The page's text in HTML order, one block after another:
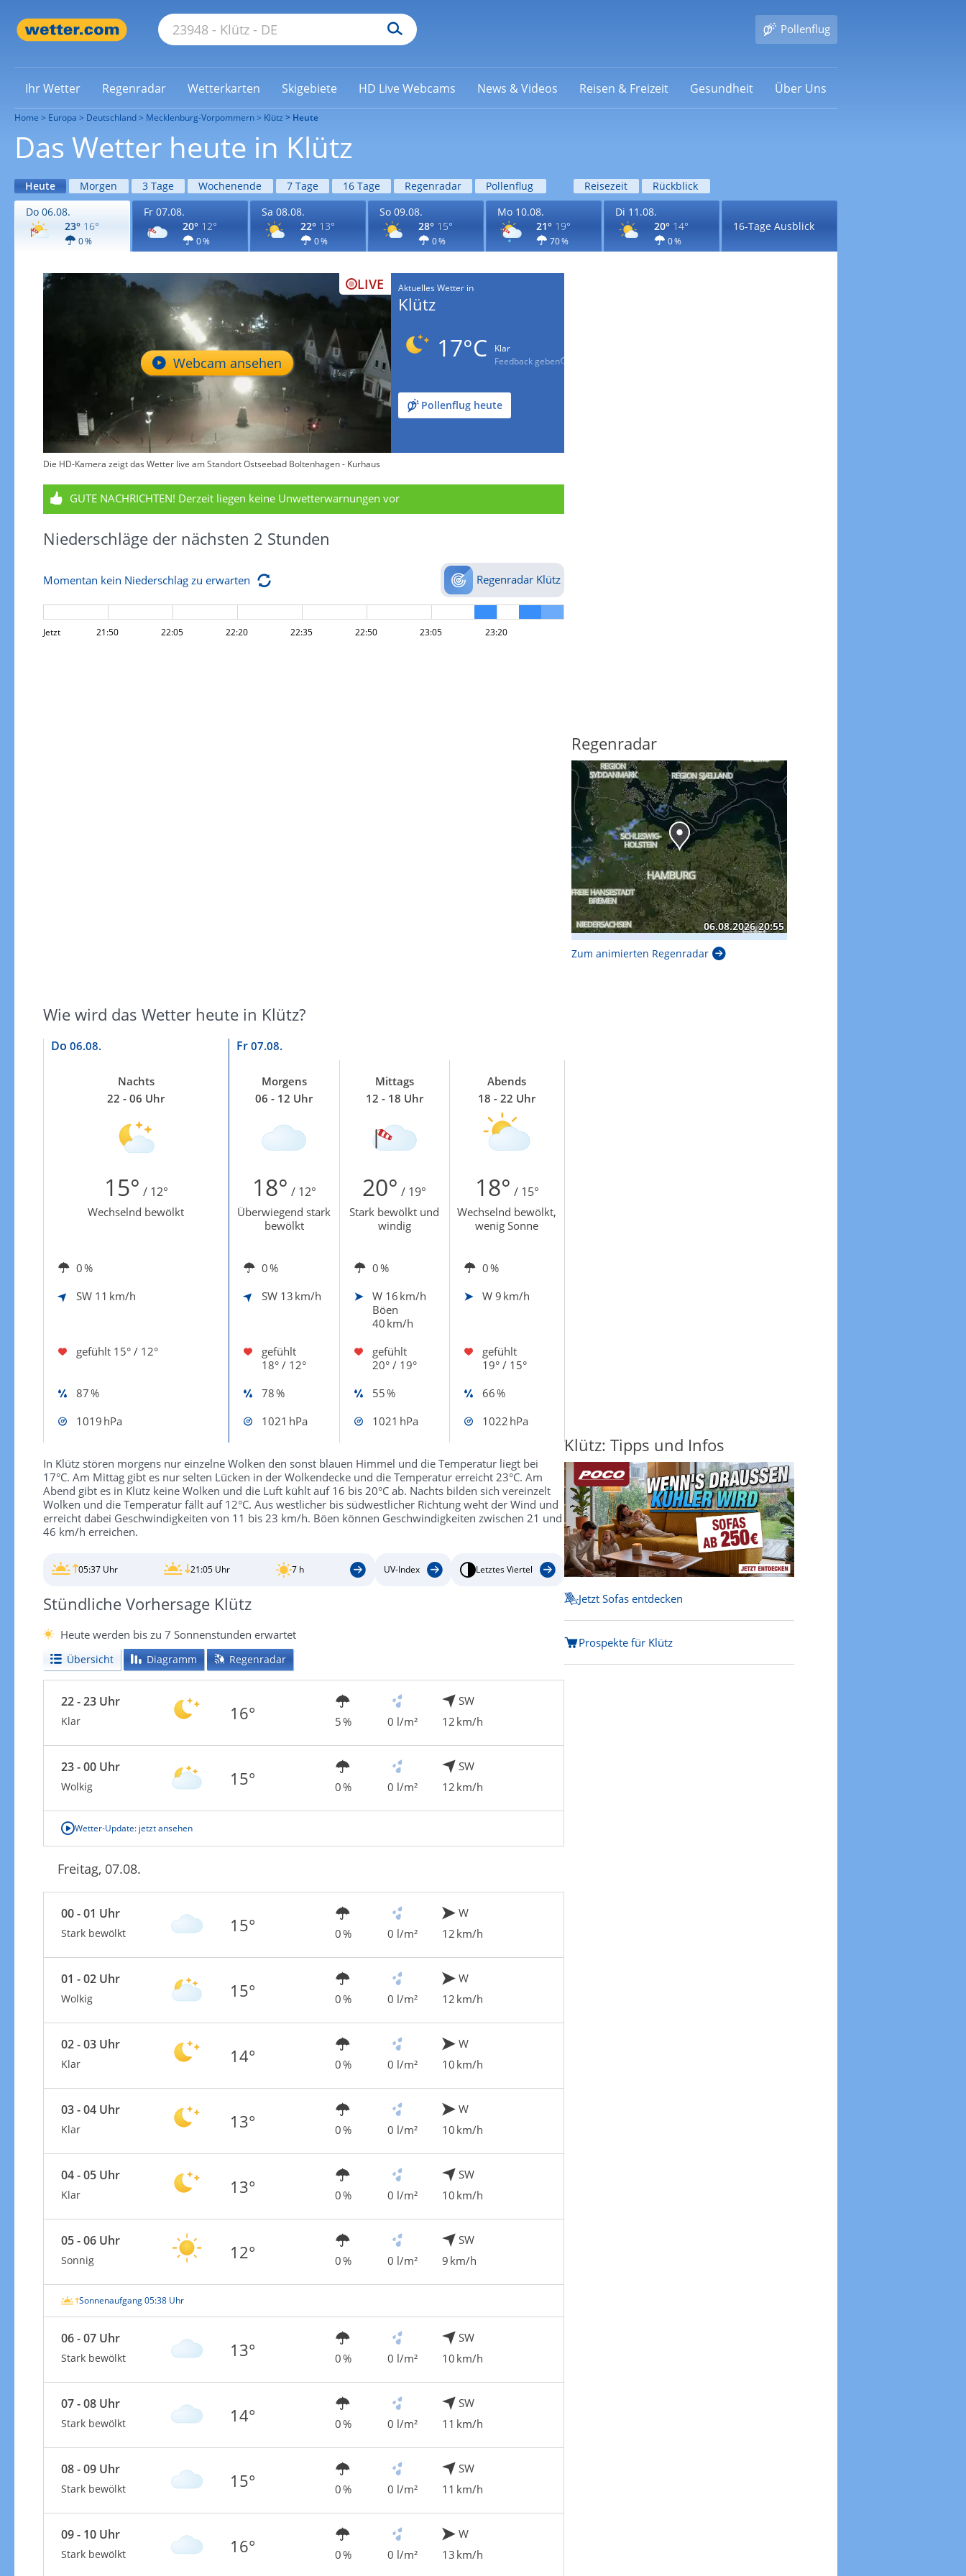
Pollenflug
Ihr Wetter Regenradar Wetterkarten Skigebiete HD Live Webcams News & Videos Reisen & Freizeit Gesundheit Über Uns
Home Europa Deutschland Mecklenburg-Vorpommern Klütz Heute
Das Wetter heute in Klütz
Heute Morgen 3 Tage Wochenende 7 Tage 16 Tage Regenradar Pollenflug Reisezeit
Rückblick
Do 06.08.
23° 16°
0 %
Fr 07.08.
20° 12°
0 %
Sa 08.08.
22° 13°
0 %
So 09.08.
28° 15°
0 %
Mo 10.08.
21° 19°
70 %
Di 11.08.
20° 14°
0 %
16-Tage Ausblick
LIVE
Webcam ansehen
Aktuelles Wetter in
Klütz
17°C
Klar
Feedback geben
Pollenflug heute
Die HD-Kamera zeigt das Wetter live am Standort Ostseebad Boltenhagen - Kurhaus
GUTE NACHRICHTEN! Derzeit liegen keine Unwetterwarnungen vor
Niederschläge der nächsten 2 Stunden
Momentan kein Niederschlag zu erwarten Regenradar Klütz
Jetzt 21:50 22:05 22:20 22:35 22:50 23:05 23:20
Wie wird das Wetter heute in Klütz?
Do 06.08. Fr 07.08.
Nachts
22 - 06 Uhr
Morgens
06 - 12 Uhr
Mittags
12 - 18 Uhr
Abends
18 - 22 Uhr
15° / 12° 18° / 12° 20° / 19° 18° / 15°
Wechselnd bewölkt
Überwiegend stark
bewölkt
Stark bewölkt und
windig
Wechselnd bewölkt,
wenig Sonne
0 % 0 % 0 %
0 %
SW 11 km/h SW 13 km/h W 16 km/h
Böen
40 km/h
W 9 km/h
gefühlt 15° / 12°
gefühlt
18° / 12°
gefühlt
20° / 19°
gefühlt
19° / 15°
87 %
78 % 55 %
66 %
1019 hPa
1021 hPa 1021 hPa 1022 hPa
In Klütz stören morgens nur einzelne Wolken den sonst blauen Himmel und die Temperatur liegt bei
17°C. Am Mittag gibt es nur selten Lücken in der Wolkendecke und die Temperatur erreicht 23°C. Am
Abend gibt es in Klütz keine Wolken und die Luft kühlt auf 16 bis 20°C ab. Nachts bilden sich vereinzelt
Wolken und die Temperatur fällt auf 12°C. Aus westlicher bis südwestlicher Richtung weht der Wind und
erreicht dabei Geschwindigkeiten von 11 bis 23 km/h. Böen können Geschwindigkeiten zwischen 21 und
46 km/h erreichen.
05:37 Uhr 21:05 Uhr 7 h UV-Index Letztes Viertel
Stündliche Vorhersage Klütz
Heute werden bis zu 7 Sonnenstunden erwartet
Übersicht Diagramm Regenradar
22 - 23 Uhr
Klar 16° 5 % 0 l/m²
SW
12 km/h
23 - 00 Uhr
Wolkig 15° 0 % 0 l/m²
SW
12 km/h
Wetter-Update: jetzt ansehen
Freitag, 07.08.
00 - 01 Uhr
Stark bewölkt 15° 0 % 0 l/m²
W
12 km/h
01 - 02 Uhr
Wolkig 15° 0 % 0 l/m²
W
12 km/h
02 - 03 Uhr
Klar 14° 0 % 0 l/m²
W
10 km/h
03 - 04 Uhr
Klar 13° 0 % 0 l/m²
W
10 km/h
04 - 05 Uhr
Klar 13° 0 % 0 l/m²
SW
10 km/h
05 - 06 Uhr
Sonnig 12° 0 % 0 l/m²
SW
9 km/h
Sonnenaufgang 05:38 Uhr
06 - 07 Uhr
Stark bewölkt 13° 0 % 0 l/m²
SW
10 km/h
07 - 08 Uhr
Stark bewölkt 14° 0 % 0 l/m²
SW
11 km/h
08 - 09 Uhr
Stark bewölkt 15° 0 % 0 l/m²
SW
11 km/h
09 - 10 Uhr
Stark bewölkt 16° 0 % 0 l/m²
W
13 km/h
Regenradar
Zum animierten Regenradar
Klütz: Tipps und Infos
Jetzt Sofas entdecken
Prospekte für Klütz